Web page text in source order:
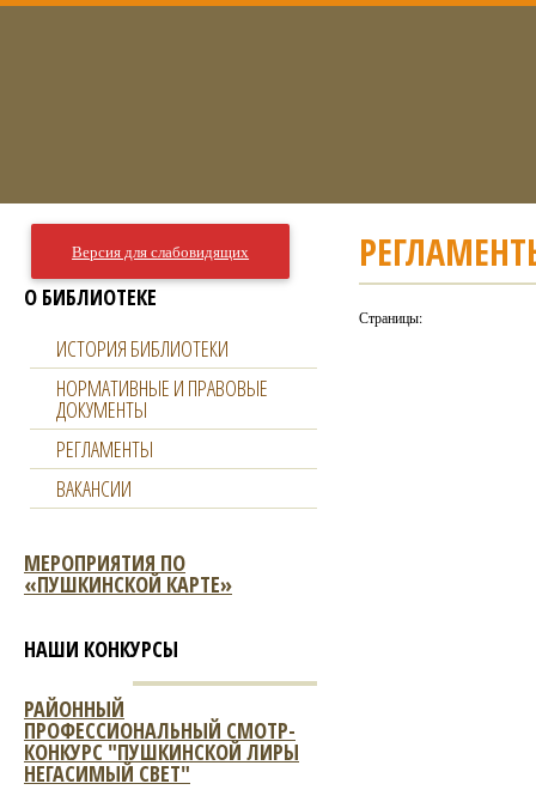
Страницы:
Версия для слабовидящих
О БИБЛИОТЕКЕ
ИСТОРИЯ БИБЛИОТЕКИ
НОРМАТИВНЫЕ И ПРАВОВЫЕ
ДОКУМЕНТЫ
РЕГЛАМЕНТЫ
ВАКАНСИИ
МЕРОПРИЯТИЯ ПО
«ПУШКИНСКОЙ КАРТЕ»
НАШИ КОНКУРСЫ
РАЙОННЫЙ
ПРОФЕССИОНАЛЬНЫЙ СМОТР-
КОНКУРС "ПУШКИНСКОЙ ЛИРЫ
НЕГАСИМЫЙ СВЕТ"